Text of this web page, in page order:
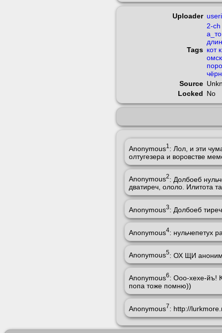
Uploader
Tags
2-ch
а_то
кот
омск
Source
Locked No
Anonymous1 : Лол, и эти
олтугезера и воровстве
Anonymous2: Долбоеб
дватиреч, ололо. Илитота
Anonymous3: Долбоеб
Anonymous4: нульчепетух
Anonymous5: ОХ ЩИ
Anonymous6: Ооо-хехе-йъ!
попа тоже помню))
Anonymous7: http://